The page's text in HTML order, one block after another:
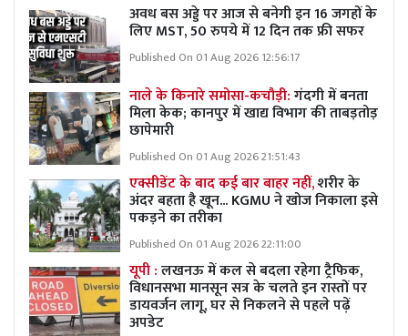
अवध बस अड्डे पर आज से बनेगी इन 16 जगहों के
लिए MST, 50 रुपये में 12 दिन तक फ्री सफर
Published On 01 Aug 2026 12:56:17
नाले के किनारे समोसा-कचौड़ी:गंदगी में बनता
मिला केक; कानपुर में खाद्य विभाग की ताबड़तोड़
छापेमारी
Published On 01 Aug 2026 21:51:43
एक्सीडेंट के बाद कई बार बाहर नहीं,शरीर के
अंदर बहता है खून... KGMU ने खोज निकाला इसे
पकड़ने का तरीका
Published On 01 Aug 2026 22:11:00
यूपी :लखनऊ में कल से बदला रहेगा ट्रैफिक,
विधानसभा मानसून सत्र के चलते इन रास्तों पर
डायवर्जन लागू, घर से निकलने से पहले पढ़ें
अपडेट